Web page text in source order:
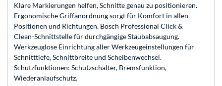
Klare Markierungen helfen, Schnitte genau zu positionieren.
Ergonomische Griffanordnung sorgt für Komfort in allen
Positionen und Richtungen. Bosch Professional Click &
Clean-Schnittstelle für durchgängige Staubabsaugung.
Werkzeuglose Einrichtung aller Werkzeugeinstellungen für
Schnitttiefe, Schnittbreite und Scheibenwechsel.
Schutzfunktionen: Schutzschalter, Bremsfunktion,
Wiederanlaufschutz.